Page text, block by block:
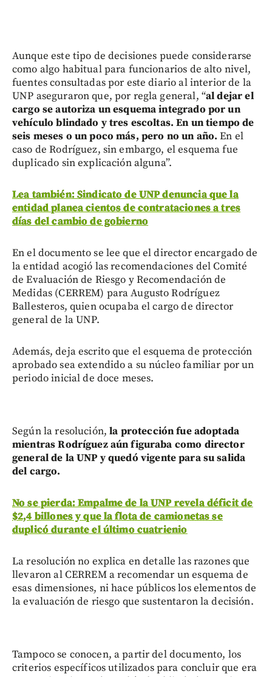
Aunque este tipo de decisiones puede considerarse
como algo habitual para funcionarios de alto nivel,
fuentes consultadas por este diario al interior de la
UNP aseguraron que, por regla general, “al dejar el
cargo se autoriza un esquema integrado por un
vehículo blindado y tres escoltas. En un tiempo de
seis meses o un poco más, pero no un año. En el
caso de Rodríguez, sin embargo, el esquema fue
duplicado sin explicación alguna”.
Lea también: Sindicato de UNP denuncia que la
entidad planea cientos de contrataciones a tres
días del cambio de gobierno
En el documento se lee que el director encargado de
la entidad acogió las recomendaciones del Comité
de Evaluación de Riesgo y Recomendación de
Medidas (CERREM) para Augusto Rodríguez
Ballesteros, quien ocupaba el cargo de director
general de la UNP.
Además, deja escrito que el esquema de protección
aprobado sea extendido a su núcleo familiar por un
periodo inicial de doce meses.
Según la resolución,la protección fue adoptada
mientras Rodríguez aún figuraba como director
general de la UNP y quedó vigente para su salida
del cargo.
No se pierda: Empalme de la UNP revela déficit de
$2,4 billones y que la flota de camionetas se
duplicó durante el último cuatrienio
La resolución no explica en detalle las razones que
llevaron al CERREM a recomendar un esquema de
esas dimensiones, ni hace públicos los elementos de
la evaluación de riesgo que sustentaron la decisión.
Tampoco se conocen, a partir del documento, los
criterios específicos utilizados para concluir que era